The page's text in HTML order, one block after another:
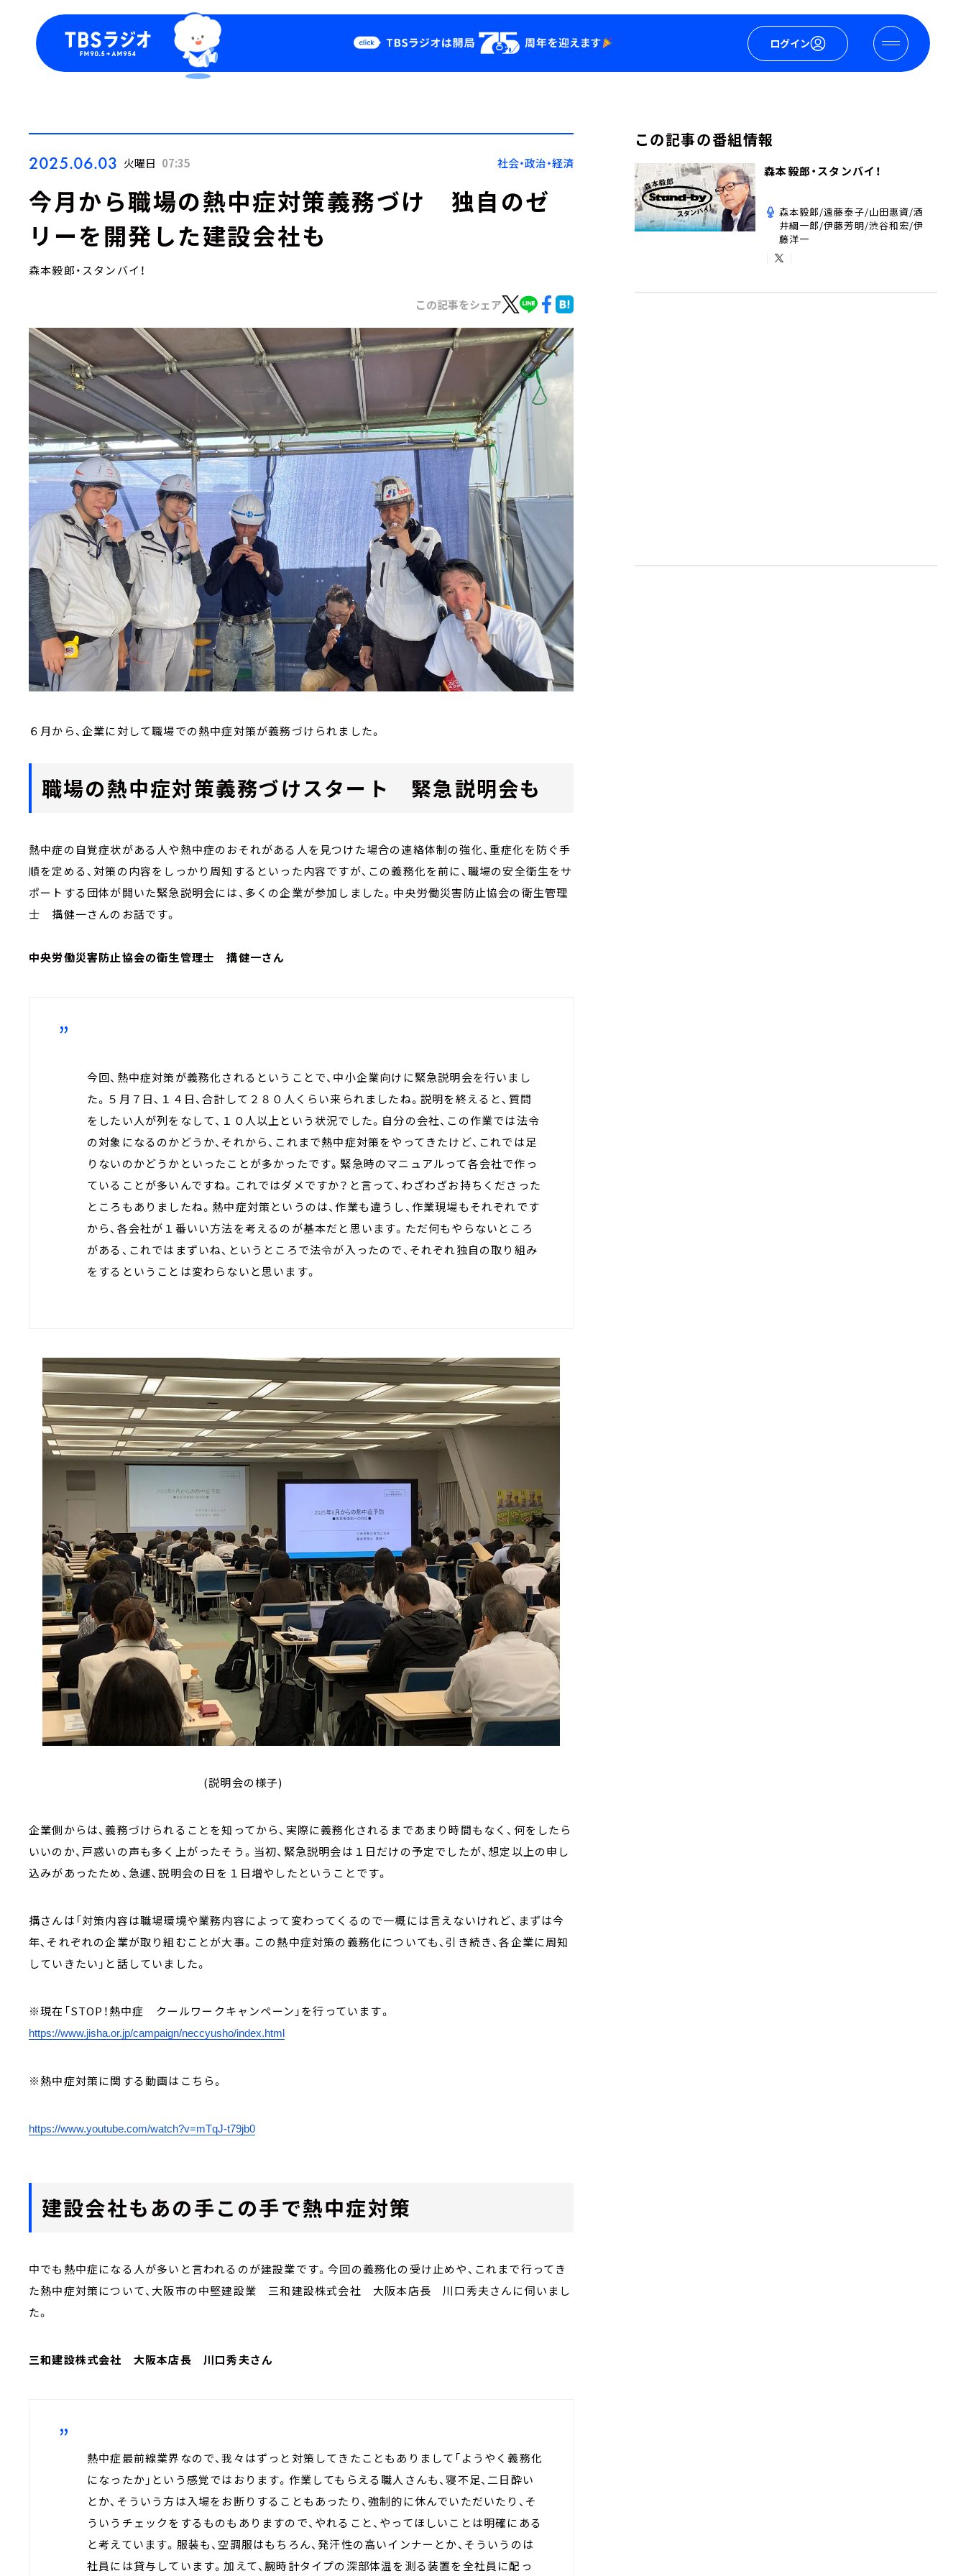
ログイン
Podcast
YouTube
会社情報
2025.06.03 火曜日 07:35 社会・政治・経済
今月から職場の熱中症対策義務づけ 独自のゼ
リーを開発した建設会社も
森本毅郎・スタンバイ！
この記事をシェア
６月から、企業に対して職場での熱中症対策が義務づけられました。
職場の熱中症対策義務づけスタート 緊急説明会も
熱中症の自覚症状がある人や熱中症のおそれがある人を見つけた場合の連絡体制の強化、重症化を防ぐ手
順を定める、対策の内容をしっかり周知するといった内容ですが、この義務化を前に、職場の安全衛生をサ
ポートする団体が開いた緊急説明会には、多くの企業が参加しました。中央労働災害防止協会の衛生管理
士 搆健一さんのお話です。
中央労働災害防止協会の衛生管理士 搆健一さん
今回、熱中症対策が義務化されるということで、中小企業向けに緊急説明会を行いまし
た。５月７日、１４日、合計して２８０人くらい来られましたね。説明を終えると、質問
をしたい人が列をなして、１０人以上という状況でした。自分の会社、この作業では法令
の対象になるのかどうか、それから、これまで熱中症対策をやってきたけど、これでは足
りないのかどうかといったことが多かったです。緊急時のマニュアルって各会社で作っ
ていることが多いんですね。これではダメですか？と言って、わざわざお持ちくださった
ところもありましたね。熱中症対策というのは、作業も違うし、作業現場もそれぞれです
から、各会社が１番いい方法を考えるのが基本だと思います。ただ何もやらないところ
がある、これではまずいね、というところで法令が入ったので、それぞれ独自の取り組み
をするということは変わらないと思います。
(説明会の様子)
企業側からは、義務づけられることを知ってから、実際に義務化されるまであまり時間もなく、何をしたら
いいのか、戸惑いの声も多く上がったそう。当初、緊急説明会は１日だけの予定でしたが、想定以上の申し
込みがあったため、急遽、説明会の日を１日増やしたということです。
搆さんは「対策内容は職場環境や業務内容によって変わってくるので一概には言えないけれど、まずは今
年、それぞれの企業が取り組むことが大事。この熱中症対策の義務化についても、引き続き、各企業に周知
していきたい」と話していました。
※現在「STOP！熱中症 クールワークキャンペーン」を行っています。
https://www.jisha.or.jp/campaign/neccyusho/index.html
※熱中症対策に関する動画はこちら。
https://www.youtube.com/watch?v=mTqJ-t79jb0
建設会社もあの手この手で熱中症対策
中でも熱中症になる人が多いと言われるのが建設業です。今回の義務化の受け止めや、これまで行ってき
た熱中症対策について、大阪市の中堅建設業 三和建設株式会社 大阪本店長 川口秀夫さんに伺いまし
た。
三和建設株式会社 大阪本店長 川口秀夫さん
熱中症最前線業界なので、我々はずっと対策してきたこともありまして「ようやく義務化
になったか」という感覚ではおります。作業してもらえる職人さんも、寝不足、二日酔い
とか、そういう方は入場をお断りすることもあったり、強制的に休んでいただいたり、そ
ういうチェックをするものもありますので、やれること、やってほしいことは明確にある
と考えています。服装も、空調服はもちろん、発汗性の高いインナーとか、そういうのは
社員には貸与しています。加えて、腕時計タイプの深部体温を測る装置を全社員に配っ
この記事の番組情報
森本毅郎・スタンバイ！
森本毅郎/遠藤泰子/山田惠資/酒
井綱一郎/伊藤芳明/渋谷和宏/伊
藤洋一